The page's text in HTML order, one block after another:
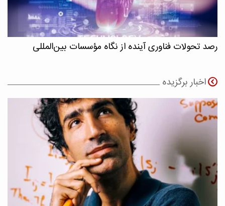
رصد تحولات فناوری آینده از نگاه مؤسسات بین‌المللی
اخبار برگزیده